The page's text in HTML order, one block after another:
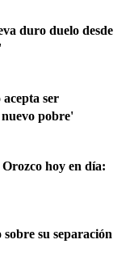
duro duelo desde
ser
pobre'
hoy en día:
su separación